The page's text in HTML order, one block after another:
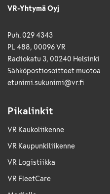
VR-Yhtymä Oyj
Puh. 029 4343
PL 488, 00096 VR
Radiokatu 3, 00240 Helsinki
Sähkö­posti­osoitteet muotoa
etunimi.sukunimi@vr.fi
Pikalinkit
VR Kaukoliikenne
VR Kaupunkiliikenne
VR Logistiikka
VR FleetCare